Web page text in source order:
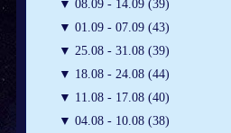
▼ 08.09 - 14.09 (39)
▼ 01.09 - 07.09 (43)
▼ 25.08 - 31.08 (39)
▼ 18.08 - 24.08 (44)
▼ 11.08 - 17.08 (40)
▼ 04.08 - 10.08 (38)